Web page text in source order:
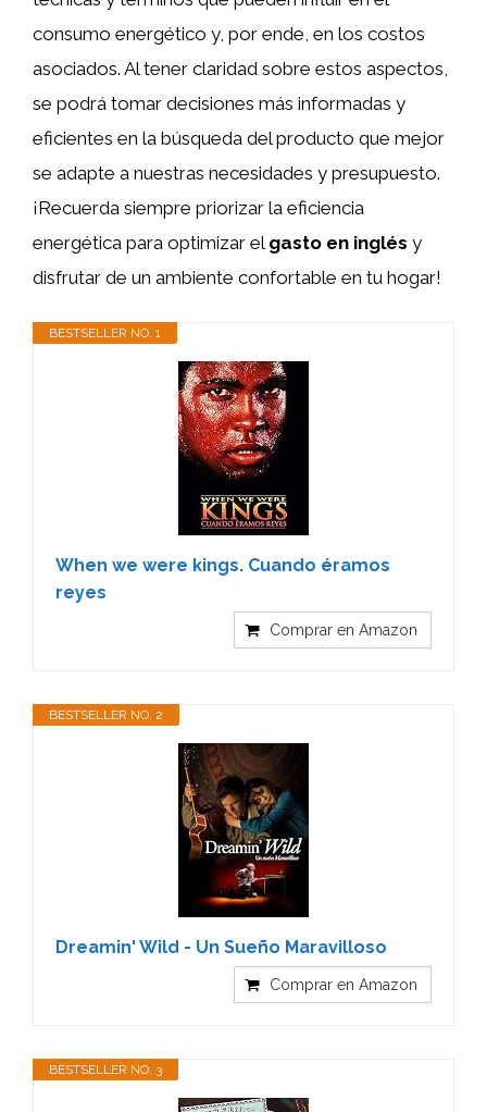
consumo energético y, por ende, en los costos
asociados. Al tener claridad sobre estos aspectos,
se podrá tomar decisiones más informadas y
eficientes en la búsqueda del producto que mejor
se adapte a nuestras necesidades y presupuesto.
¡Recuerda siempre priorizar la eficiencia
energética para optimizar el gasto en inglés y
disfrutar de un ambiente confortable en tu hogar!
BESTSELLER NO. 1
When we were kings. Cuando éramos
reyes
Comprar en Amazon
BESTSELLER NO. 2
Dreamin' Wild - Un Sueño Maravilloso
Comprar en Amazon
BESTSELLER NO. 3